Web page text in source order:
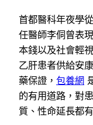
首都醫科年夜學
任醫師李侗曾表
本錢以及社會輕
乙肝患者供給安
藥保證， 包養網
的有用道路，對
質、性命延長都